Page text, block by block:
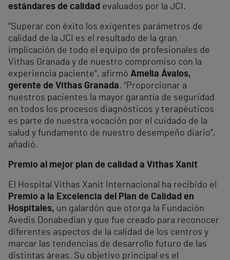
estándares de calidad evaluados por la JCI.
“Superar con éxito los exigentes parámetros de
calidad de la JCI es el resultado de la gran
implicación de todo el equipo de profesionales de
Vithas Granada y de nuestro compromiso con la
experiencia paciente”, afirmó Amelia Ávalos,
gerente de Vithas Granada. “Proporcionar a
nuestros pacientes la mayor garantía de seguridad
en todos los procesos diagnósticos y terapéuticos
es parte de nuestra vocación por el cuidado de la
salud y fundamento de nuestro desempeño diario”,
añadió.
Premio al mejor plan de calidad a Vithas Xanit
El Hospital Vithas Xanit Internacional ha recibido el
Premio a la Excelencia del Plan de Calidad en
Hospitales, un galardón que otorga la Fundación
Avedis Donabedian y que fue creado para reconocer
diferentes aspectos de la calidad de los centros y
marcar las tendencias de desarrollo futuro de las
distintas áreas. Su objetivo principal es el